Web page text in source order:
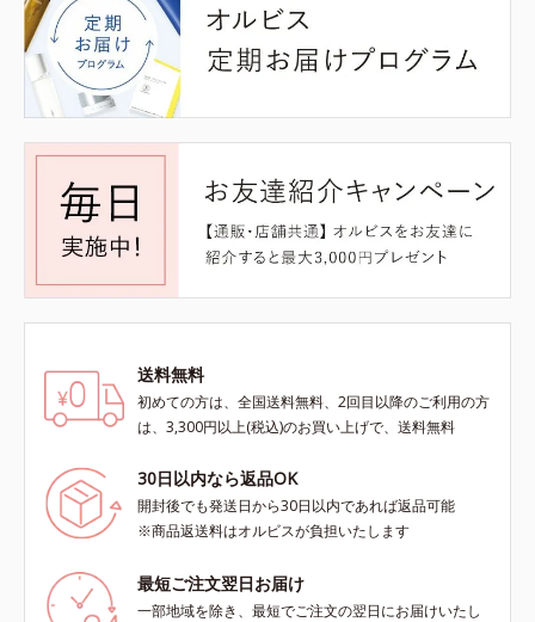
送料無料
初めての方は、全国送料無料、2回目以降のご利用の方
は、3,300円以上(税込)のお買い上げで、送料無料
30日以内なら返品OK
開封後でも発送日から30日以内であれば返品可能
※商品返送料はオルビスが負担いたします
最短ご注文翌日お届け
一部地域を除き、最短でご注文の翌日にお届けいたし